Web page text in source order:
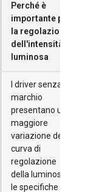
Perché è
importante per
la regolazione
dell'intensità
luminosa
I driver senza
marchio
presentano una
maggiore
variazione della
curva di
regolazione
della luminosità;
le specifiche